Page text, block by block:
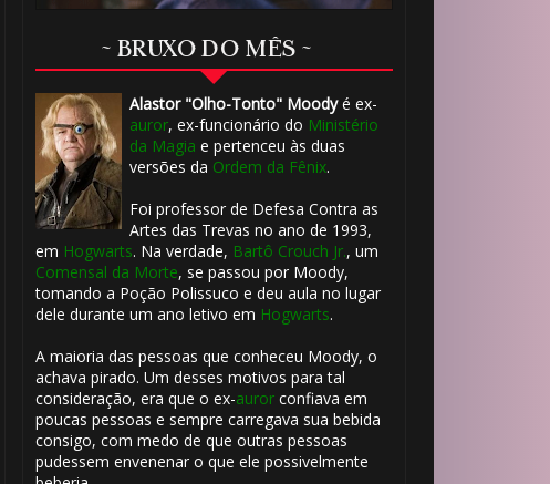
~ BRUXO DO MÊS ~
Alastor "Olho-Tonto" Moodyé ex-
auror, ex-funcionário do Ministério
da Magia e pertenceu às duas
versões da Ordem da Fênix.
Foi professor de Defesa Contra as
Artes das Trevas no ano de 1993,
em Hogwarts. Na verdade, Bartô Crouch Jr., um
Comensal da Morte, se passou por Moody,
tomando a Poção Polissuco e deu aula no lugar
dele durante um ano letivo em Hogwarts.
A maioria das pessoas que conheceu Moody, o
achava pirado. Um desses motivos para tal
consideração, era que o ex-aurorconfiava em
poucas pessoas e sempre carregava sua bebida
consigo, com medo de que outras pessoas
pudessem envenenar o que ele possivelmente